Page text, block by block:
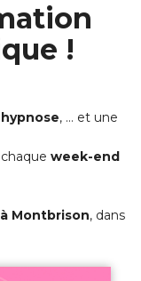
!
, … et une
week-end
Montbrison, dans